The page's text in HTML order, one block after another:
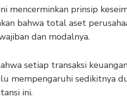
mencerminkan prinsip
bahwa total aset
dan modalnya.
setiap transaksi
mempengaruhi sedikitnya
ini.